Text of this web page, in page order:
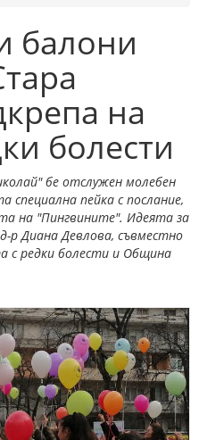
балони
на
болести
бе отслужен молебен
специална пейка с послание,
на "Пингвините". Идеята за
р Диана Девлова, съвместно
с редки болести и Община